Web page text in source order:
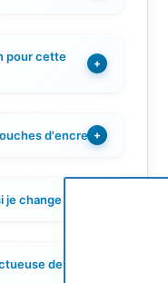
pour cette
+
d'encre ?+
change d'avis ?
de